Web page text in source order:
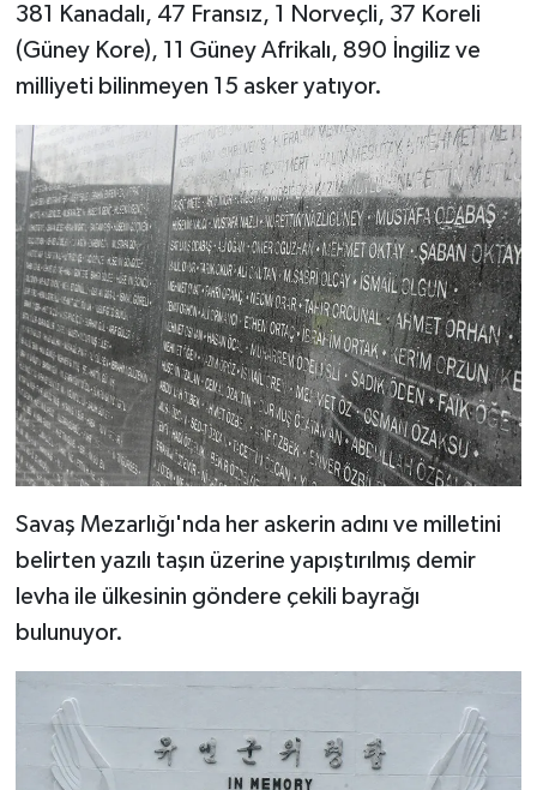
381 Kanadalı, 47 Fransız, 1 Norveçli, 37 Koreli
(Güney Kore), 11 Güney Afrikalı, 890 İngiliz ve
milliyeti bilinmeyen 15 asker yatıyor.
Savaş Mezarlığı'nda her askerin adını ve milletini
belirten yazılı taşın üzerine yapıştırılmış demir
levha ile ülkesinin göndere çekili bayrağı
bulunuyor.
Van Müftülüğü
Yalova Müftülüğü
Yozgat Müftülüğü
Zonguldak Müftülüğü